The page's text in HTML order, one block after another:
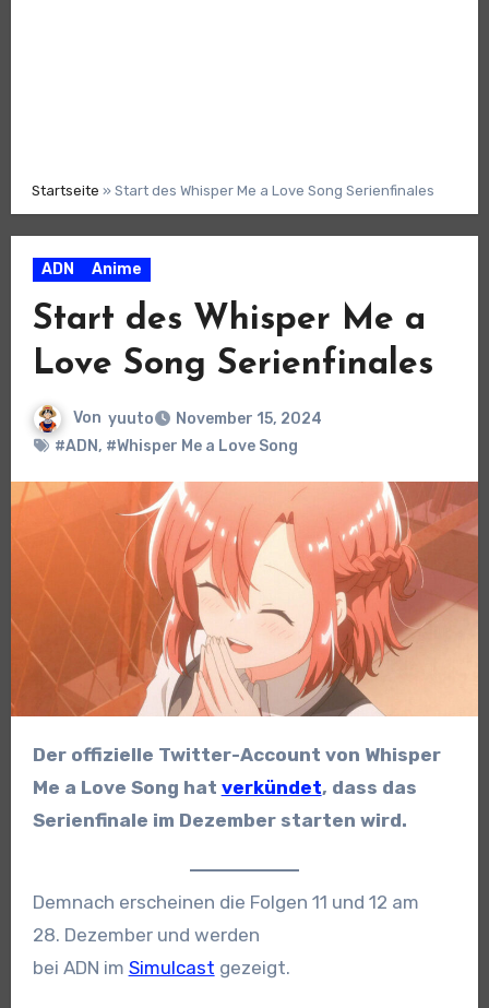
Startseite » Start des Whisper Me a Love Song Serienfinales
ADN Anime
Start des Whisper Me a
Love Song Serienfinales
Von yuuto
November 15, 2024
#ADN, #Whisper Me a Love Song
Der offizielle Twitter-Account von Whisper
Me a Love Song hat verkündet, dass das
Serienfinale im Dezember starten wird.
Demnach erscheinen die Folgen 11 und 12 am
28. Dezember und werden
bei ADN im Simulcast gezeigt.